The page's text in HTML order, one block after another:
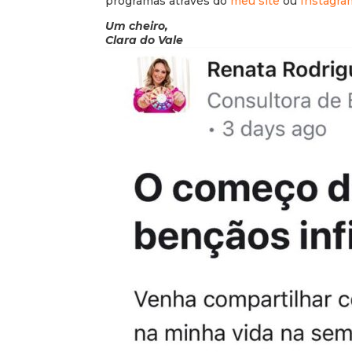
Um cheiro,
Clara do Vale